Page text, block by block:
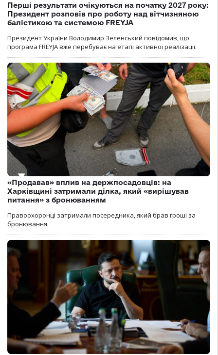
Перші результати очікуються на початку 2027 року:
Президент розповів про роботу над вітчизняною
балістикою та системою FREYJA
Президент України Володимир Зеленський повідомив, що
програма FREYJA вже перебуває на етапі активної реалізації.
«Продавав» вплив на держпосадовців: на
Харківщині затримали ділка, який «вирішував
питання» з бронюванням
Правоохоронці затримали посередника, який брав гроші за
бронювання.